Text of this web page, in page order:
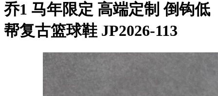
乔1 马年限定 高端定制 倒钩低
帮复古篮球鞋 JP2026-113